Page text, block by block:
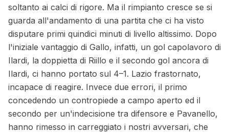
soltanto ai calci di rigore. Ma il rimpianto cresce se si
guarda all'andamento di una partita che ci ha visto
disputare primi quindici minuti di livello altissimo. Dopo
l'iniziale vantaggio di Gallo, infatti, un gol capolavoro di
Ilardi, la doppietta di Riillo e il secondo gol ancora di
Ilardi, ci hanno portato sul 4–1. Lazio frastornato,
incapace di reagire. Invece due errori, il primo
concedendo un contropiede a campo aperto ed il
secondo per un'indecisione tra difensore e Pavanello,
hanno rimesso in carreggiato i nostri avversari, che